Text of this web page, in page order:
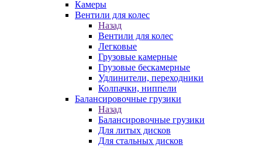
Камеры
Вентили для колес
Назад
Вентили для колес
Легковые
Грузовые камерные
Грузовые бескамерные
Удлинители, переходники
Колпачки, ниппели
Балансировочные грузики
Назад
Балансировочные грузики
Для литых дисков
Для стальных дисков